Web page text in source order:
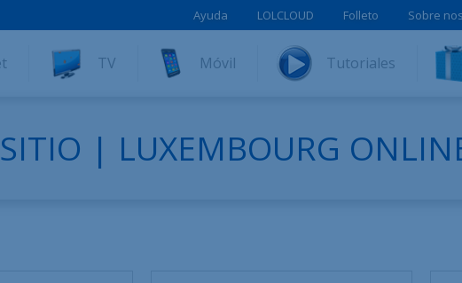
Ayuda LOLCLOUD Folleto Sobre
TV Móvil Tutoriales
| LUXEMBOURG